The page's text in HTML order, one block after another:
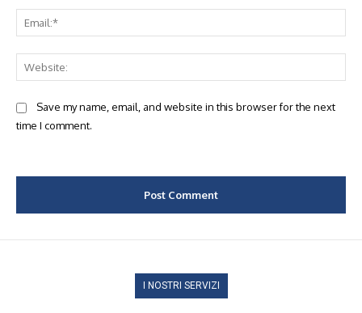
Save my name, email, and website in this browser for the next
time I comment.
I NOSTRI SERVIZI